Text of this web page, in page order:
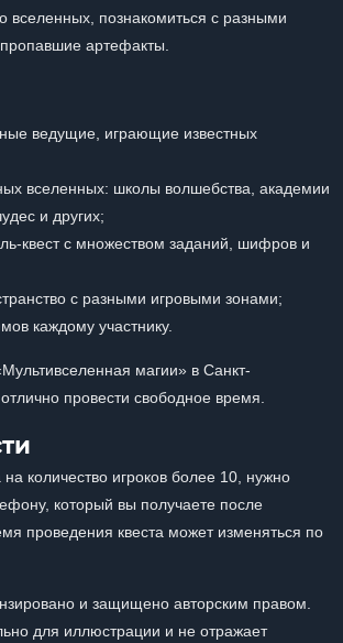
вселенных, познакомиться с разными
артефакты.
ведущие, играющие известных
вселенных: школы волшебства, академии
и других;
квест с множеством заданий, шифров и
с разными игровыми зонами;
каждому участнику.
магии» в Санкт-
провести свободное время.
количество игроков более 10, нужно
который вы получаете после
проведения квеста может изменяться по
и защищено авторским правом.
для иллюстрации и не отражает